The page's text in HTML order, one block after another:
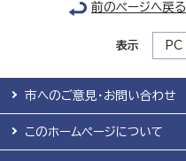
前のページへ戻る
表示 PC
市へのご意見・お問い合わせ
このホームページについて